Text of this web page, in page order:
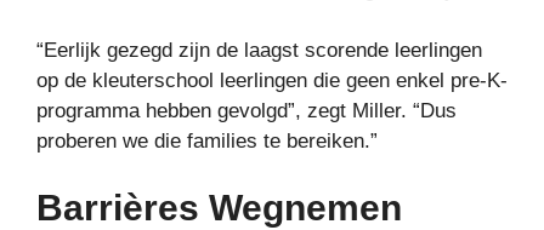
“Eerlijk gezegd zijn de laagst scorende leerlingen
op de kleuterschool leerlingen die geen enkel pre-K-
programma hebben gevolgd”, zegt Miller. “Dus
proberen we die families te bereiken.”
Barrières Wegnemen